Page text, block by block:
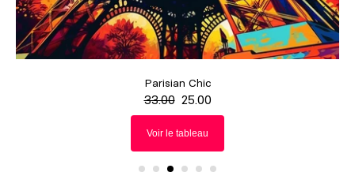
Parisian Chic
33.00 25.00
Voir le tableau